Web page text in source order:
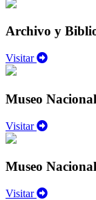
Archivo y
Visitar
Museo
Visitar
Museo
Visitar